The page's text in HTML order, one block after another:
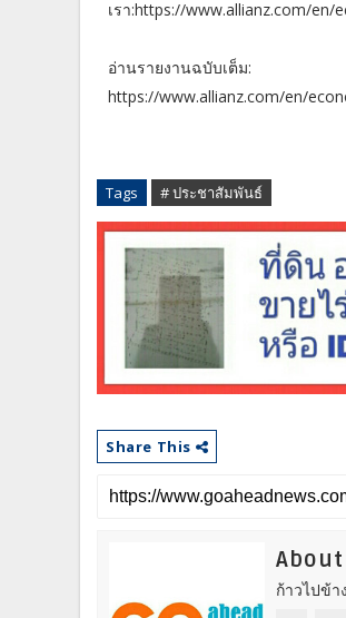
เรา:https://www.allianz.com/en/
อ่านรายงานฉบับเต็ม:
https://www.allianz.com/en/
Tags # ประชาสัมพันธ์
Share This
About
ก้าวไปข้า